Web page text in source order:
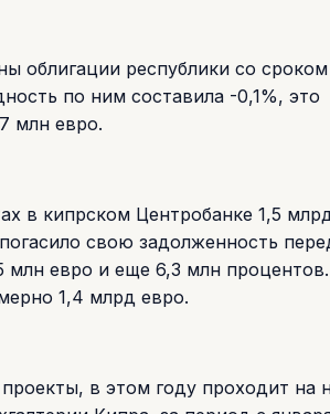
облигации республики со сроком
по ним составила -0,1%, это
млн евро.
в кипрском Центробанке 1,5
свою задолженность
млн евро и еще 6,3 млн
1,4 млрд евро.
в этом году проходит на